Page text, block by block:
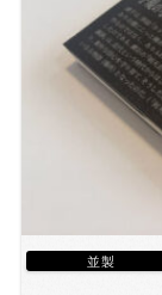
並製